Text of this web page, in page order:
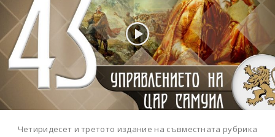
Четиридесет и третото издание на съвместната рубрика